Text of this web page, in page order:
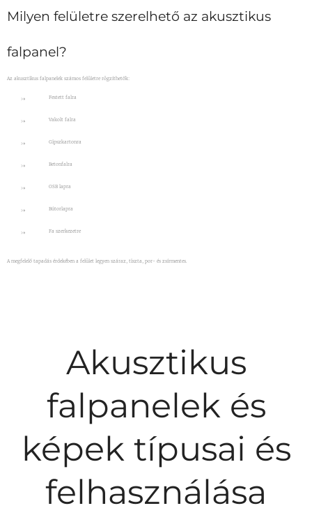
Milyen felületre szerelhető az akusztikus
falpanel?
Az akusztikus falpanelek számos felületre rögzíthetők:
Festett falra
Vakolt falra
Gipszkartonra
Betonfalra
OSB lapra
Bútorlapra
Fa szerkezetre
A megfelelő tapadás érdekében a felület legyen száraz, tiszta, por- és zsírmentes.
Akusztikus
falpanelek és
képek típusai és
felhasználása